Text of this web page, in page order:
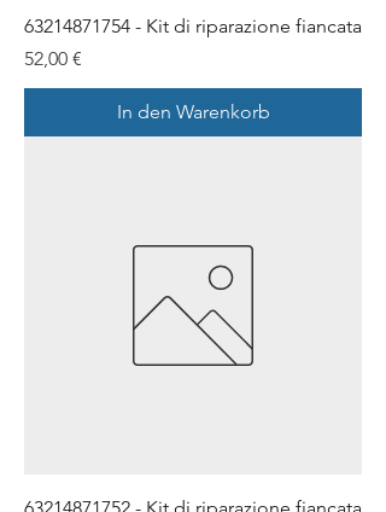
63214871754 - Kit di riparazione fiancata
Preis
52,00 €
In den Warenkorb
63214871752 - Kit di riparazione fiancata